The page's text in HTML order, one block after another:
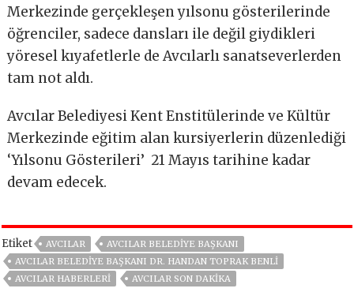
Merkezinde gerçekleşen yılsonu gösterilerinde
öğrenciler, sadece dansları ile değil giydikleri
yöresel kıyafetlerle de Avcılarlı sanatseverlerden
tam not aldı.
Avcılar Belediyesi Kent Enstitülerinde ve Kültür
Merkezinde eğitim alan kursiyerlerin düzenlediği
‘Yılsonu Gösterileri’ 21 Mayıs tarihine kadar
devam edecek.
Etiket AVCILAR
AVCILAR BELEDIYE BAŞKANI
AVCILAR BELEDIYE BAŞKANI DR. HANDAN TOPRAK BENLI
AVCILAR HABERLERI
AVCILAR SON DAKIKA